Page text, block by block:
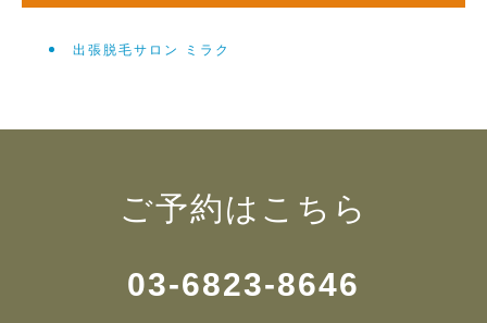
出張脱毛サロン ミラク
ご予約はこちら
03-6823-8646